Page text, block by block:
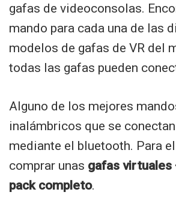
gafas de videoconsolas.
mando para cada una de las
modelos de gafas de VR del
todas las gafas pueden
Alguno de los mejores
inalámbricos que se
mediante el bluetooth. Para
comprar unas gafas virtuales
pack completo.